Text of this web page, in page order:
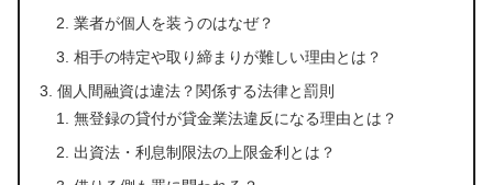
業者が個人を装うのはなぜ？
相手の特定や取り締まりが難しい理由とは？
個人間融資は違法？関係する法律と罰則
無登録の貸付が貸金業法違反になる理由とは？
出資法・利息制限法の上限金利とは？